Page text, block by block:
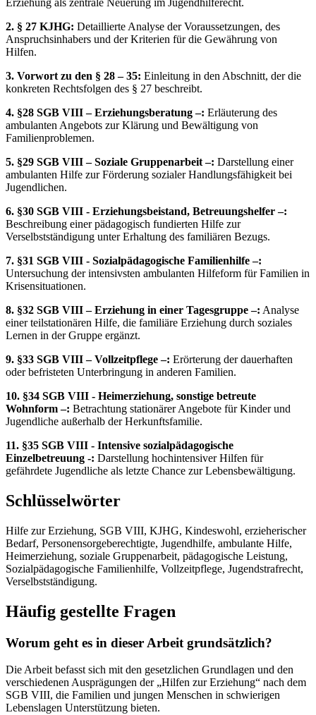
Erziehung als zentrale Neuerung im Jugendhilferecht.
2. § 27 KJHG: Detaillierte Analyse der Voraussetzungen, des
Anspruchsinhabers und der Kriterien für die Gewährung von
Hilfen.
3. Vorwort zu den § 28 – 35: Einleitung in den Abschnitt, der die
konkreten Rechtsfolgen des § 27 beschreibt.
4. §28 SGB VIII – Erziehungsberatung –: Erläuterung des
ambulanten Angebots zur Klärung und Bewältigung von
Familienproblemen.
5. §29 SGB VIII – Soziale Gruppenarbeit –: Darstellung einer
ambulanten Hilfe zur Förderung sozialer Handlungsfähigkeit bei
Jugendlichen.
6. §30 SGB VIII - Erziehungsbeistand, Betreuungshelfer –:
Beschreibung einer pädagogisch fundierten Hilfe zur
Verselbstständigung unter Erhaltung des familiären Bezugs.
7. §31 SGB VIII - Sozialpädagogische Familienhilfe –:
Untersuchung der intensivsten ambulanten Hilfeform für Familien in
Krisensituationen.
8. §32 SGB VIII – Erziehung in einer Tagesgruppe –: Analyse
einer teilstationären Hilfe, die familiäre Erziehung durch soziales
Lernen in der Gruppe ergänzt.
9. §33 SGB VIII – Vollzeitpflege –: Erörterung der dauerhaften
oder befristeten Unterbringung in anderen Familien.
10. §34 SGB VIII - Heimerziehung, sonstige betreute
Wohnform –: Betrachtung stationärer Angebote für Kinder und
Jugendliche außerhalb der Herkunftsfamilie.
11. §35 SGB VIII - Intensive sozialpädagogische
Einzelbetreuung -: Darstellung hochintensiver Hilfen für
gefährdete Jugendliche als letzte Chance zur Lebensbewältigung.
Schlüsselwörter
Hilfe zur Erziehung, SGB VIII, KJHG, Kindeswohl, erzieherischer
Bedarf, Personensorgeberechtigte, Jugendhilfe, ambulante Hilfe,
Heimerziehung, soziale Gruppenarbeit, pädagogische Leistung,
Sozialpädagogische Familienhilfe, Vollzeitpflege, Jugendstrafrecht,
Verselbstständigung.
Häufig gestellte Fragen
Worum geht es in dieser Arbeit grundsätzlich?
Die Arbeit befasst sich mit den gesetzlichen Grundlagen und den
verschiedenen Ausprägungen der „Hilfen zur Erziehung“ nach dem
SGB VIII, die Familien und jungen Menschen in schwierigen
Lebenslagen Unterstützung bieten.